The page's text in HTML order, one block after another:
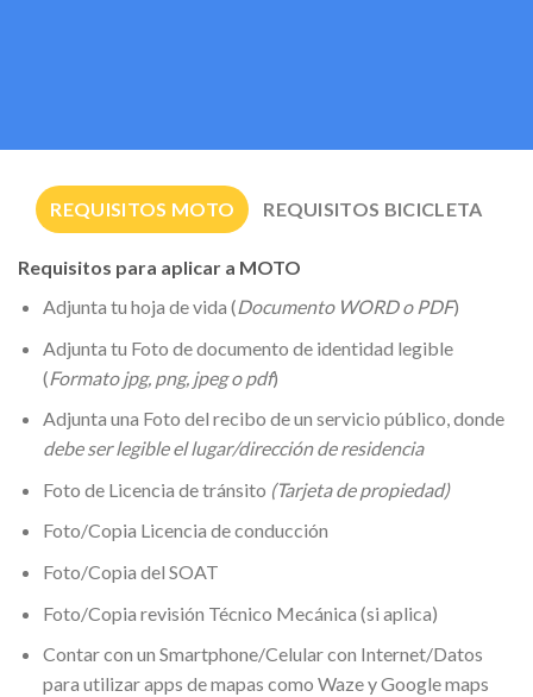
REQUISITOS MOTO REQUISITOS BICICLETA
Requisitos para aplicar a MOTO
Adjunta tu hoja de vida (Documento WORD o PDF)
Adjunta tu Foto de documento de identidad legible
(Formato jpg, png, jpeg o pdf)
Adjunta una Foto del recibo de un servicio público, donde
debe ser legible el lugar/dirección de residencia
Foto de Licencia de tránsito (Tarjeta de propiedad)
Foto/Copia Licencia de conducción
Foto/Copia del SOAT
Foto/Copia revisión Técnico Mecánica (si aplica)
Contar con un Smartphone/Celular con Internet/Datos
para utilizar apps de mapas como Waze y Google maps